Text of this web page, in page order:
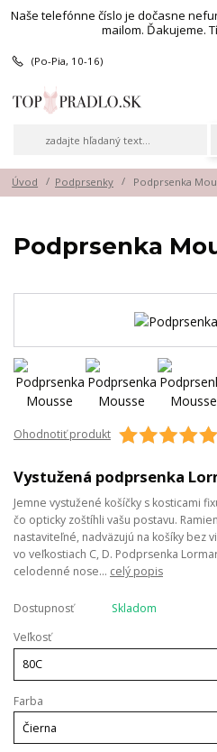
Naše telefónne číslo je dočasne
mailom. Ďakujeme.
(Po-Pia, 10-16)
Úvod Podprsenky Podprsenka
Podprsenka
Ohodnotiť produkt
Vystužená podprsenka
Jemne vystužené košíčky s kosticami
čo opticky zoštíhli vašu postavu.
nastaviteľné, nadväzujú na košíky bez
vo veľkostiach C, D. Podprsenka
celodenné nose... celý popis
Dostupnosť
Skladom
Veľkosť
Farba